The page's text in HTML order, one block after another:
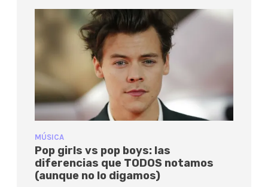
MÚSICA
Pop girls vs pop boys: las
diferencias que TODOS notamos
(aunque no lo digamos)